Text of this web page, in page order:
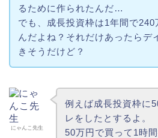
るために作られたんだ…
でも、成長投資枠は1年間で240
んだよね？それだけあったらデ
きそうだけど？
にゃんこ先生
例えば成長投資枠に
レをしたとするよ。
50万円で買って1時